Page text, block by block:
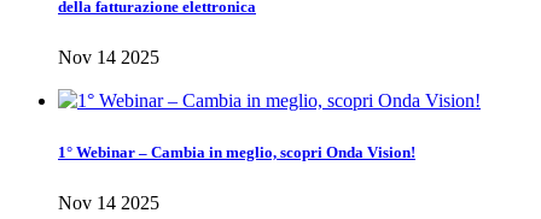
della fatturazione elettronica
Nov 14 2025
1° Webinar – Cambia in meglio, scopri Onda Vision!
Nov 14 2025